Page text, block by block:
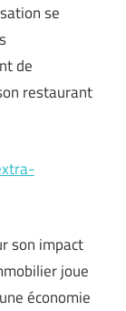
se
de
restaurant
son impact
joue
économie